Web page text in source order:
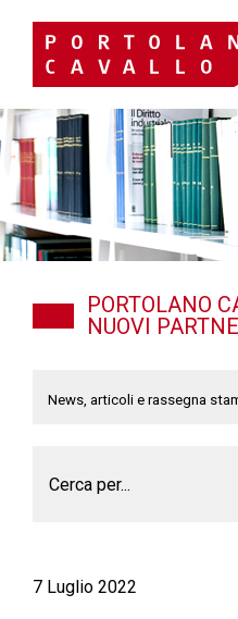
PORTOLANO
NUOVI
Cerca per...
7 Luglio 2022